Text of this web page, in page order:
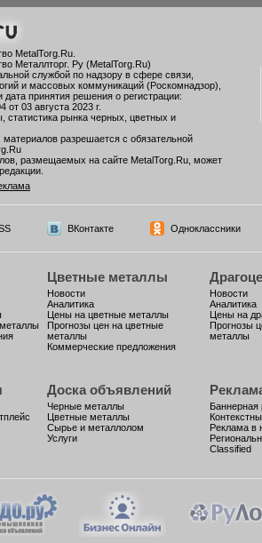
MetalTorg.Ru
Металлторг. Ру (MetalTorg.Ru)
службой по надзору в сфере связи,
и массовых коммуникаций (Роскомнадзор),
принятия решения о регистрации:
03 августа 2023 г.
статистика рынка черных, цветных и
разрешается с обязательной
размещаемых на сайте MetalTorg.Ru, может
ВКонтакте Одноклассники
Цветные металлы
Новости
Аналитика
Цены на цветные металлы
Прогнозы цен на цветные
металлы
Коммерческие предложения
Новости
Аналитика
Цены на
Прогнозы
металлы
Доска объявлений
Черные металлы
Цветные металлы
Сырье и металлолом
Услуги
Баннерная
Реклама в
Classified